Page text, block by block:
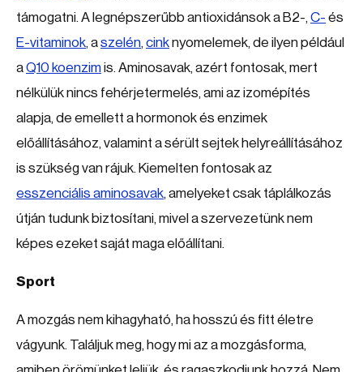
támogatni. A legnépszerűbb antioxidánsok a B2-, C- és
E-vitaminok, aszelén, cinknyomelemek, de ilyen például
aQ10 koenzimis. Aminosavak, azért fontosak, mert
nélkülük nincs fehérjetermelés, ami az izomépítés
alapja, de emellett a hormonok és enzimek
előállításához, valamint a sérült sejtek helyreállításához
is szükség van rájuk. Kiemelten fontosak az
esszenciális aminosavak, amelyeket csak táplálkozás
útján tudunk biztosítani, mivel a szervezetünk nem
képes ezeket saját maga előállítani.
Sport
A mozgás nem kihagyható, ha hosszú és fitt életre
vágyunk. Találjuk meg, hogy mi az a mozgásforma,